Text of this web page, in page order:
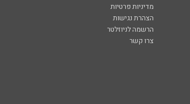
מדיניות פרטיות
הצהרת נגישות
הרשמה לניוזלטר
צרו קשר